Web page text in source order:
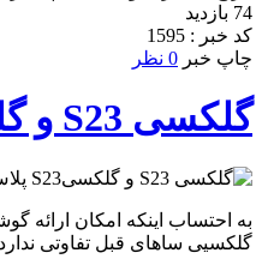
74 بازدید
کد خبر : 1595
چاپ خبر 0 نظر
گلکسی S23 و گلکسیS23 پلاس تغییر خاصی نسبت به نسل قبل نخواهد داشت
گلکسیی ساهای قبل تفاوتی ندارد بنابر